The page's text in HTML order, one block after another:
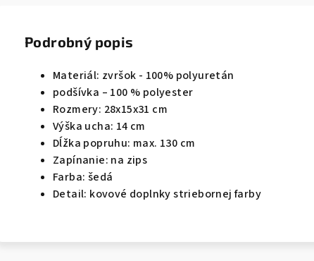
Podrobný popis
Materiál: zvršok - 100% polyuretán
podšívka – 100 % polyester
Rozmery: 28x15x31 cm
Výška ucha: 14 cm
Dĺžka popruhu: max. 130 cm
Zapínanie: na zips
Farba: šedá
Detail: kovové doplnky striebornej farby